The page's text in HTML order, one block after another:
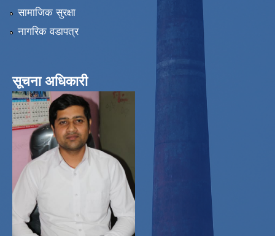
सामाजिक सुरक्षा
नागरिक वडापत्र
सूचना अधिकारी